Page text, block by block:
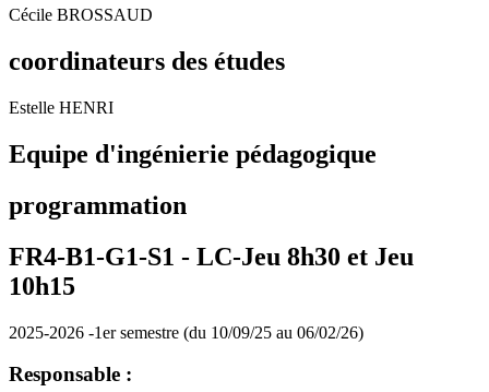
Cécile BROSSAUD
coordinateurs des études
Estelle HENRI
Equipe d'ingénierie pédagogique
programmation
FR4-B1-G1-S1 - LC-Jeu 8h30 et Jeu
10h15
2025-2026 -1er semestre (du 10/09/25 au 06/02/26)
Responsable :